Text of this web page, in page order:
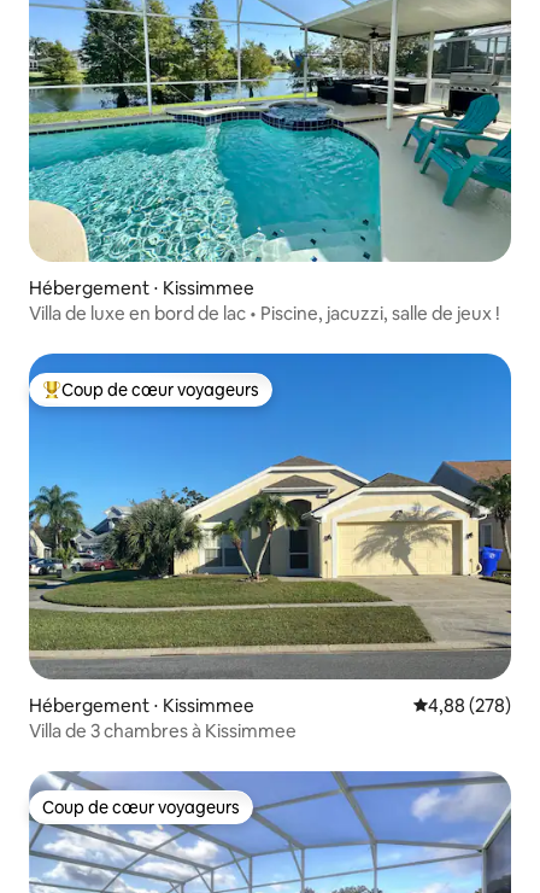
Hébergement ⋅ Kissimmee
Villa de luxe en bord de lac • Piscine, jacuzzi, salle de jeux !
Coups de cœur voyageurs les plus appréciés
Coup de cœur voyageurs
Hébergement ⋅ Kissimmee Évaluation
4,88 (278)
Villa de 3 chambres à Kissimmee
Coup de cœur voyageurs
Coup de cœur voyageurs